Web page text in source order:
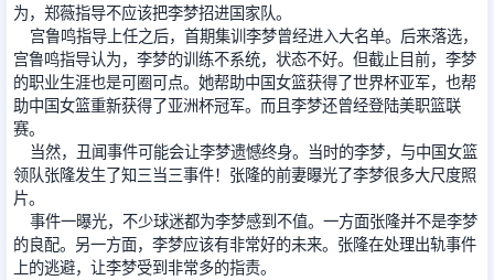
为，郑薇指导不应该把李梦招进国家队。
宫鲁鸣指导上任之后，首期集训李梦曾经进入大名单。后来落选，
宫鲁鸣指导认为，李梦的训练不系统，状态不好。但截止目前，李梦
的职业生涯也是可圈可点。她帮助中国女篮获得了世界杯亚军，也帮
助中国女篮重新获得了亚洲杯冠军。而且李梦还曾经登陆美职篮联
赛。
当然，丑闻事件可能会让李梦遗憾终身。当时的李梦，与中国女篮
领队张隆发生了知三当三事件！张隆的前妻曝光了李梦很多大尺度照
片。
事件一曝光，不少球迷都为李梦感到不值。一方面张隆并不是李梦
的良配。另一方面，李梦应该有非常好的未来。张隆在处理出轨事件
上的逃避，让李梦受到非常多的指责。